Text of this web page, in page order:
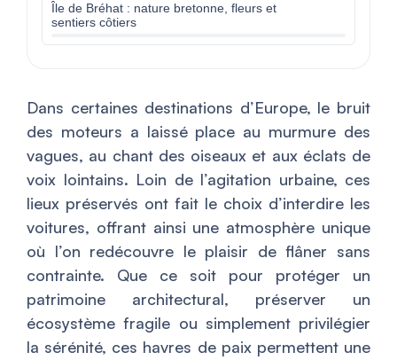
Île de Bréhat : nature bretonne, fleurs et
sentiers côtiers
Dans certaines destinations d’Europe, le bruit
des moteurs a laissé place au murmure des
vagues, au chant des oiseaux et aux éclats de
voix lointains. Loin de l’agitation urbaine, ces
lieux préservés ont fait le choix d’interdire les
voitures, offrant ainsi une atmosphère unique
où l’on redécouvre le plaisir de flâner sans
contrainte. Que ce soit pour protéger un
patrimoine architectural, préserver un
écosystème fragile ou simplement privilégier
la sérénité, ces havres de paix permettent une